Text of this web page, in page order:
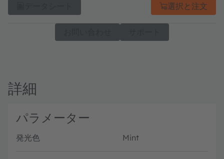
選択と注文
詳細
パラメーター
発光色 Mint